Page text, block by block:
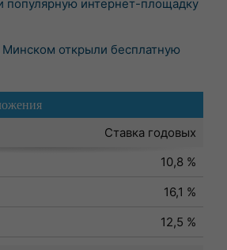
популярную интернет-площадку
открыли бесплатную
Ставка годовых
10,8 %
16,1 %
12,5 %